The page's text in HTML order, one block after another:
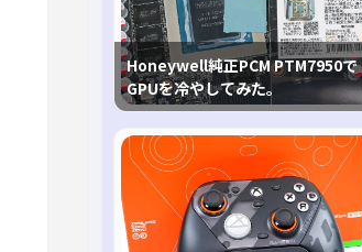
Honeywell純正PCM PTM7950で
GPUを冷やしてみた。